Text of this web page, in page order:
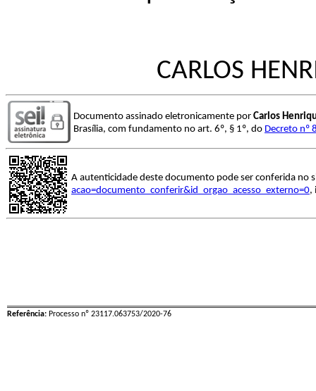
CARLOS
Documento assinado eletronicamente por Carlos
Brasília, com fundamento no art. 6º, § 1º, do Decreto nº
A autenticidade deste documento pode ser conferida no
acao=documento_conferir&id_orgao_acesso_externo=0,
Referência: Processo nº 23117.063753/2020-76